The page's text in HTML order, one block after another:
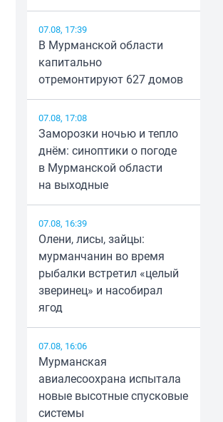
07.08, 17:39
В Мурманской области
капитально
отремонтируют 627 домов
07.08, 17:08
Заморозки ночью и тепло
днём: синоптики о погоде
в Мурманской области
на выходные
07.08, 16:39
Олени, лисы, зайцы:
мурманчанин во время
рыбалки встретил «целый
зверинец» и насобирал
ягод
07.08, 16:06
Мурманская
авиалесоохрана испытала
новые высотные спусковые
системы